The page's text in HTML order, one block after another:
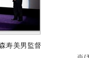
寿美男監督